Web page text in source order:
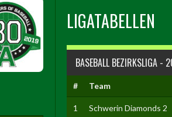
LIGATABELLEN
BASEBALL BEZIRKSLIGA -
# Team
1 Schwerin Diamonds 2